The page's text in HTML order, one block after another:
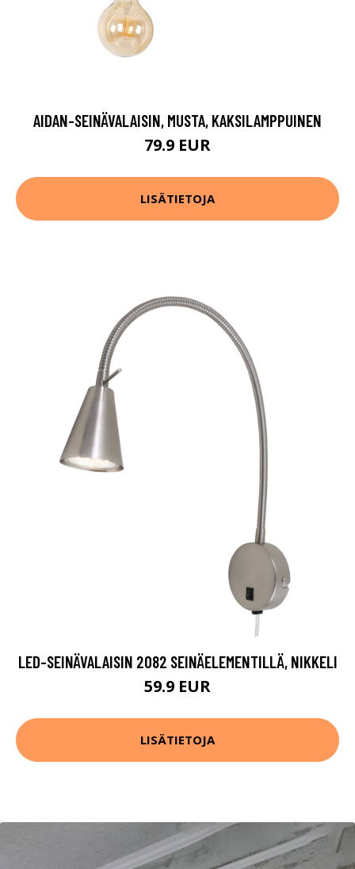
AIDAN-SEINÄVALAISIN, MUSTA, KAKSILAMPPUINEN
79.9 EUR
LISÄTIETOJA
LED-SEINÄVALAISIN 2082 SEINÄELEMENTILLÄ, NIKKELI
59.9 EUR
LISÄTIETOJA